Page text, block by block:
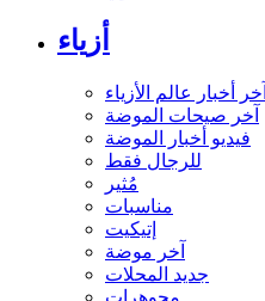
أزياء
آخر أخبار عالم الأزياء
آخر صيحات الموضة
فيديو أخبار الموضة
للرجال فقط
مُثير
مناسبات
إتيكيت
آخر موضة
جديد المحلات
مجوهرات